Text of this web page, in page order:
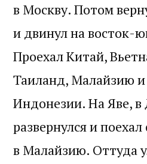
в Москву. Потом
и двинул на восток-
Проехал Китай,
Таиланд, Малайзию и
Индонезии. На Яве, в
развернулся и
в Малайзию. Оттуда